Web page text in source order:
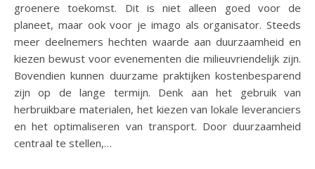
groenere toekomst. Dit is niet alleen goed voor de
planeet, maar ook voor je imago als organisator. Steeds
meer deelnemers hechten waarde aan duurzaamheid en
kiezen bewust voor evenementen die milieuvriendelijk zijn.
Bovendien kunnen duurzame praktijken kostenbesparend
zijn op de lange termijn. Denk aan het gebruik van
herbruikbare materialen, het kiezen van lokale leveranciers
en het optimaliseren van transport. Door duurzaamheid
centraal te stellen,…